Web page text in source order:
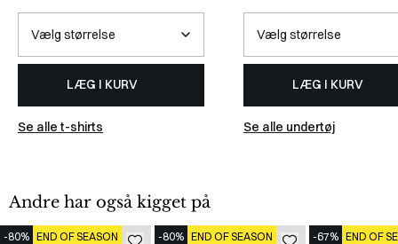
LÆG I KURV
Se alle t-shirts
LÆG I KURV
Se alle undertøj
Andre har også kigget på
-80% END OF SEASON -80% END OF SEASON -67% END OF